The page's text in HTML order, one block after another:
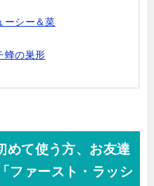
シー＆菜
蜂の巣形
めて使う方、お友達
ファースト・ラッシ